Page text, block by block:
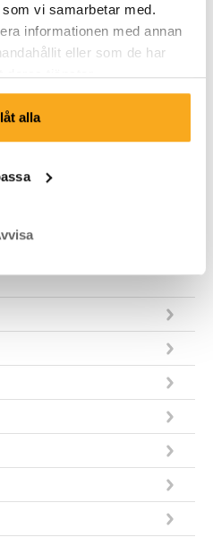
vi samarbetar med.
informationen med annan
eller som de har
deras tjänster.
alla
dygnet runt! Använd vår
svar. Klicka på "Kontakta
och ställ din fråga. Du
Vi strävar
3 arbetsdagar. Tel: +31
09:00–12:00).
meddelande